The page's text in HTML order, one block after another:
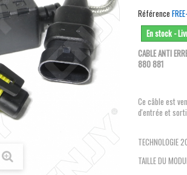
Référence
En stock -
CABLE ANTI
880 881
Ce câble est
d'entrée et
TAILLE DU